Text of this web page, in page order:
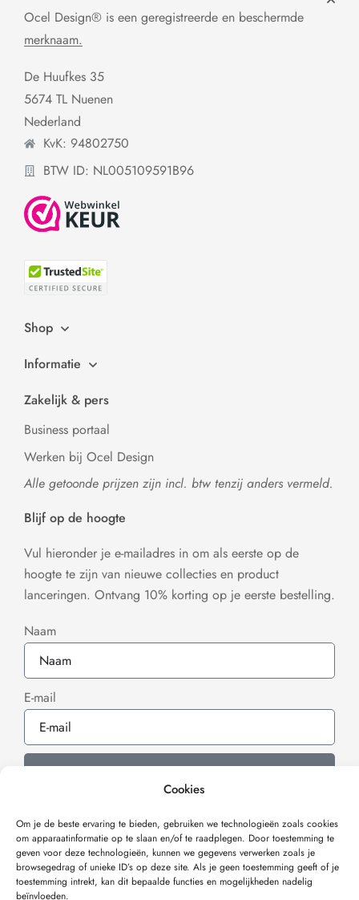
Cookies
Om je de beste ervaring te bieden, gebruiken we technologieën zoals cookies
om apparaat­informatie op te slaan en/of te raadplegen. Door toestemming te
geven voor deze technologieën, kunnen we gegevens verwerken zoals je
browsegedrag of unieke ID’s op deze site. Als je geen toestemming geeft of je
toestemming intrekt, kan dit bepaalde functies en mogelijkheden nadelig
beïnvloeden.
Ocel Design® is een geregistreerde en beschermde
merknaam.
De Huufkes 35
5674 TL Nuenen
Nederland
KvK: 94802750
BTW ID: NL005109591B96
Shop
Informatie
Zakelijk & pers
Business portaal
Werken bij Ocel Design
Alle getoonde prijzen zijn incl. btw tenzij anders vermeld.
Blijf op de hoogte
Vul hieronder je e-mailadres in om als eerste op de
hoogte te zijn van nieuwe collecties en product
lanceringen. Ontvang 10% korting op je eerste bestelling.
Naam
E-mail
Inschrijven
Verzonden met